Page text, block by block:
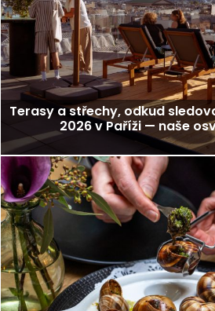
Terasy a střechy, odkud
2026 v Paříži — naše